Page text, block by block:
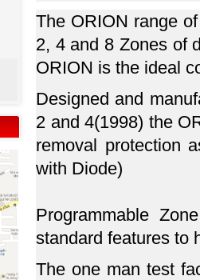
The ORION range
2, 4 and 8 Zones of
ORION is the ideal
Designed and
2 and 4(1998) the
removal protection
with Diode)
Programmable
standard features to
The one man test